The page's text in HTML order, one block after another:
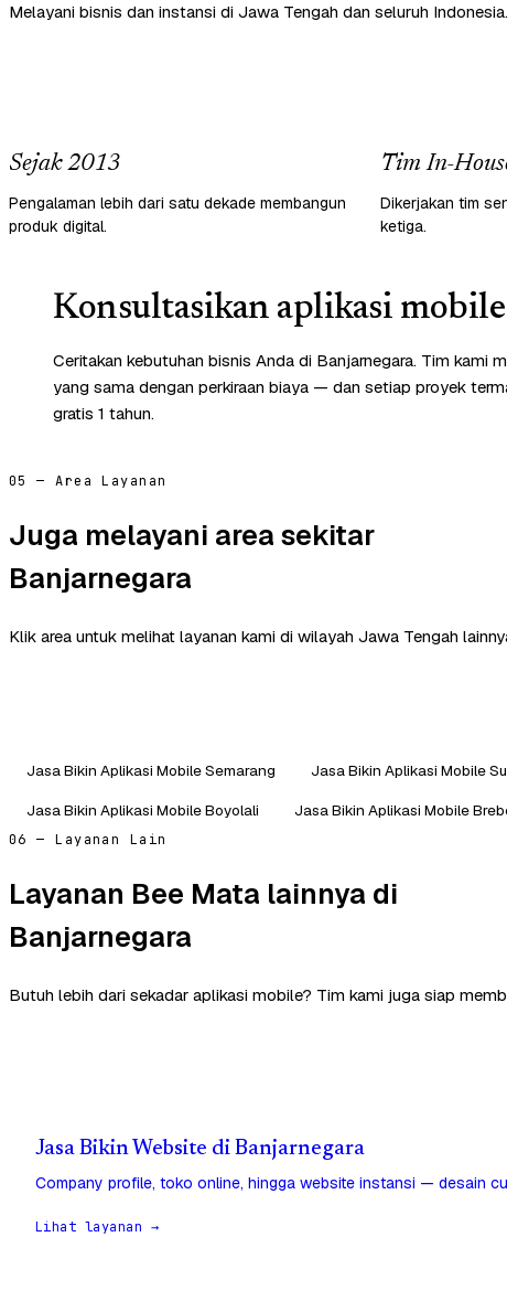
Melayani bisnis dan instansi di Jawa Tengah dan seluruh Indonesia.
Sejak 2013
Pengalaman lebih dari satu dekade membangun
produk digital.
Tim In-
Dikerjakan tim
ketiga.
Konsultasikan aplikasi
Ceritakan kebutuhan bisnis Anda di Banjarnegara. Tim kami
yang sama dengan perkiraan biaya — dan setiap proyek
gratis 1 tahun.
05 — Area Layanan
Juga melayani area sekitar
Banjarnegara
Klik area untuk melihat layanan kami di wilayah Jawa Tengah
Jasa Bikin Aplikasi Mobile Semarang Jasa Bikin Aplikasi Mobile
Jasa Bikin Aplikasi Mobile Boyolali
Jasa Bikin Aplikasi Mobile
06 — Layanan Lain
Layanan Bee Mata lainnya di
Banjarnegara
Butuh lebih dari sekadar aplikasi mobile? Tim kami juga siap
Jasa Bikin Website di Banjarnegara
Company profile, toko online, hingga website instansi — desain
Lihat layanan →